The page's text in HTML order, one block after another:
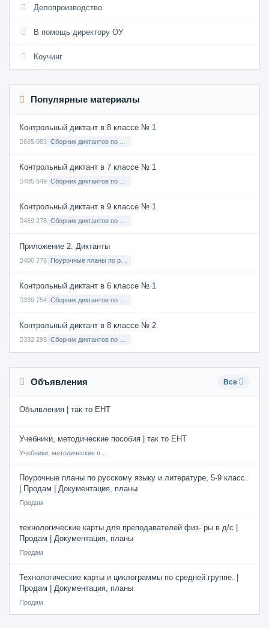
Делопроизводство
В помощь директору ОУ
Коучинг
Популярные материалы
Контрольный диктант в 8 классе № 1
685 083
Контрольный диктант в 7 классе № 1
485 649
Контрольный диктант в 9 классе № 1
459 278
Приложение 2. Диктанты
400 778
Контрольный диктант в 6 классе № 1
339 754
Контрольный диктант в 8 классе № 2
332 295
Объявления Все
Объявления | так то ЕНТ
Учебники, методические пособия | так то ЕНТ
Поурочные планы по русскому языку и литературе, 5-9 класс.
| Продам | Документация, планы
Продам
технологические карты для преподавателей физ- ры в д/с |
Продам | Документация, планы
Продам
Технологические карты и циклограммы по средней группе. |
Продам | Документация, планы
Продам